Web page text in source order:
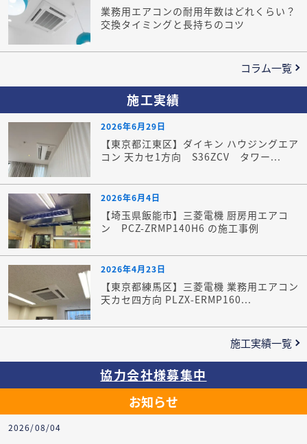
業務用エアコンの耐用年数はどれくらい？
交換タイミングと長持ちのコツ
コラム一覧
施工実績
2026年6月29日
【東京都江東区】ダイキン ハウジングエア
コン 天カセ1方向 S36ZCV タワー...
2026年6月4日
【埼玉県飯能市】三菱電機 厨房用エアコ
ン PCZ-ZRMP140H6 の施工事例
2026年4月23日
【東京都練馬区】三菱電機 業務用エアコン
天カセ四方向 PLZX-ERMP160...
施工実績一覧
協力会社様募集中
お知らせ
2026/08/04